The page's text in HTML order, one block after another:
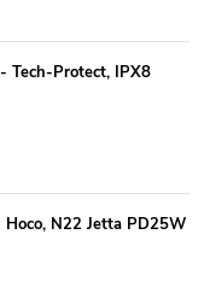
Tech-Protect, IPX8
N22 Jetta PD25W